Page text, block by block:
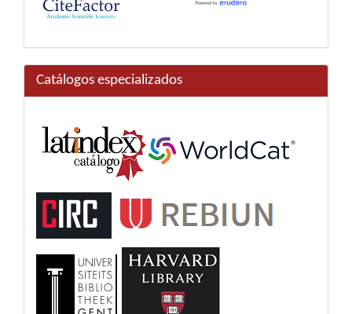
Catálogos especializados